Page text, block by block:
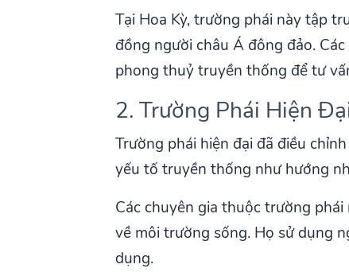
Tại Hoa Kỳ, trường phái này tập
đồng người châu Á đông đảo.
phong thuỷ truyền thống để tư
2. Trường Phái Hiện
Trường phái hiện đại đã điều
yếu tố truyền thống như hướng
Các chuyên gia thuộc trường
về môi trường sống. Họ sử dụng
dụng.